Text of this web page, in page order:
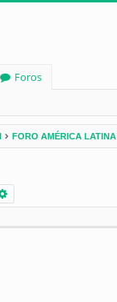
Foros
FORO AMÉRICA LATINA